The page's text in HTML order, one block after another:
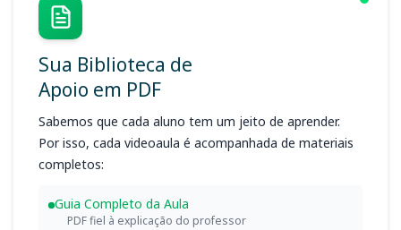
Sua Biblioteca de
Apoio em PDF
Sabemos que cada aluno tem um jeito de aprender.
Por isso, cada videoaula é acompanhada de materiais
completos:
Guia Completo da Aula
PDF fiel à explicação do professor